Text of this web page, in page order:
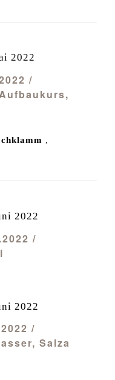
/
2022
,
/
2022
/
Salza
2022